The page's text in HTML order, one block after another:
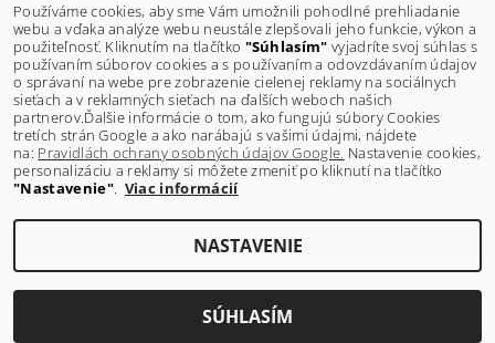
Len registrovaní používatelia môžu pridávať hodnotenie. Prosím
prihláste saalebo sazaregistrujte
Shoptet.sk
2026 ©GRAVITY-shop.sk, všetky práva vyhradenéUpraviť nastavenie cookies
Vytvoril Shoptet
Používáme cookies, aby sme Vám umožnili pohodlné prehliadanie
webu a vďaka analýze webu neustále zlepšovali jeho funkcie, výkon a
použiteľnosť. Kliknutím na tlačítko "Súhlasím" vyjadríte svoj súhlas s
používaním súborov cookies a s používaním a odovzdávaním údajov
o správaní na webe pre zobrazenie cielenej reklamy na sociálnych
sieťach a v reklamných sieťach na ďalších weboch našich
partnerov.Ďalšie informácie o tom, ako fungujú súbory Cookies
tretích strán Google a ako narábajú s vašimi údajmi, nájdete
na: Pravidlách ochrany osobných údajov Google. Nastavenie cookies,
personalizáciu a reklamy si môžete zmeniť po kliknutí na tlačítko
"Nastavenie". Viac informácií
NASTAVENIE
SÚHLASÍM